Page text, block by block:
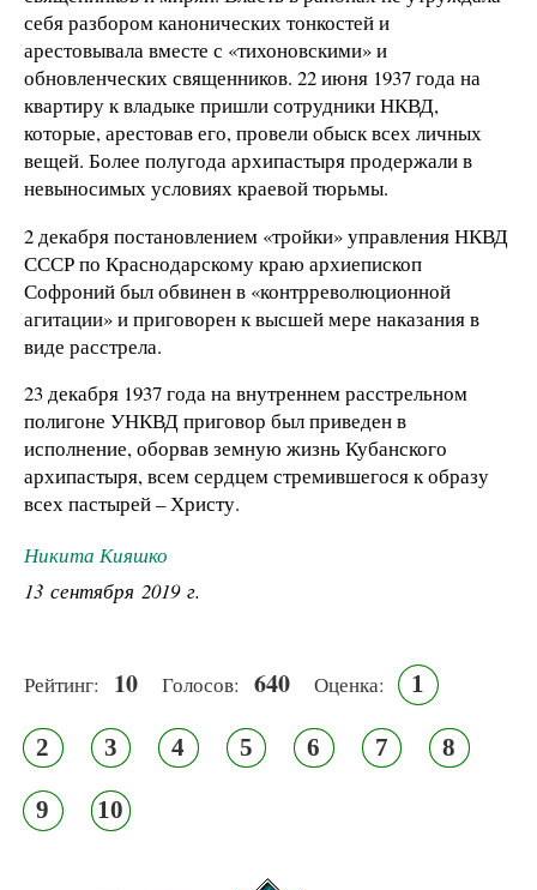
себя разбором канонических тонкостей и
арестовывала вместе с «тихоновскими» и
обновленческих священников. 22 июня 1937 года на
квартиру к владыке пришли сотрудники НКВД,
которые, арестовав его, провели обыск всех личных
вещей. Более полугода архипастыря продержали в
невыносимых условиях краевой тюрьмы.
2 декабря постановлением «тройки» управления НКВД
СССР по Краснодарскому краю архиепископ
Софроний был обвинен в «контрреволюционной
агитации» и приговорен к высшей мере наказания в
виде расстрела.
23 декабря 1937 года на внутреннем расстрельном
полигоне УНКВД приговор был приведен в
исполнение, оборвав земную жизнь Кубанского
архипастыря, всем сердцем стремившегося к образу
всех пастырей – Христу.
Никита Кияшко
13 сентября 2019 г.
Рейтинг: 10 Голосов: 640 Оценка: 1
2 3 4 5 6 7 8
9 10